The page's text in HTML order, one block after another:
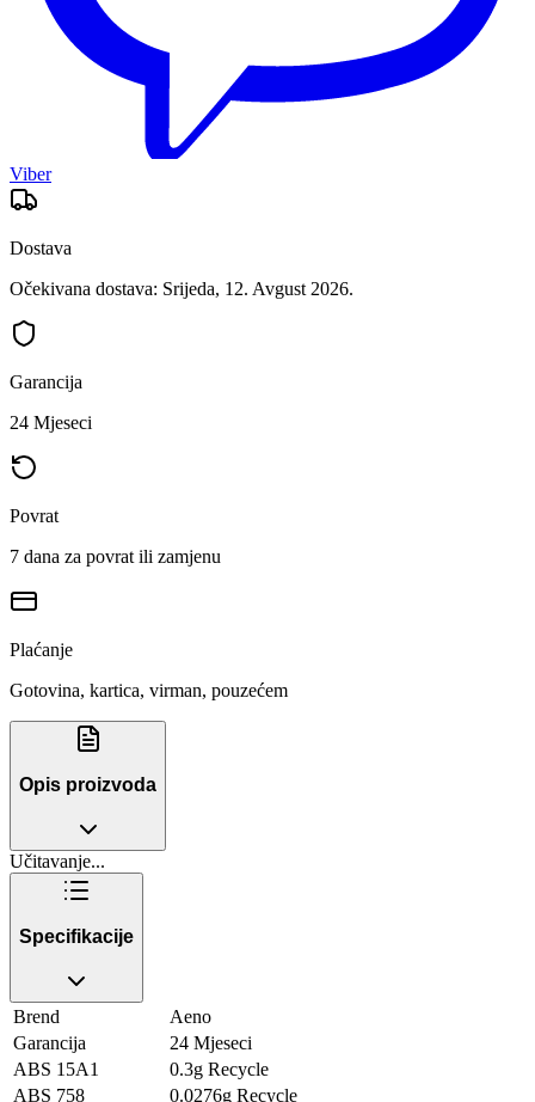
Viber
Dostava
Očekivana dostava: Srijeda, 12. Avgust 2026.
Garancija
24 Mjeseci
Povrat
7 dana za povrat ili zamjenu
Plaćanje
Gotovina, kartica, virman, pouzećem
Opis proizvoda
Učitavanje...
Specifikacije
Brend
Aeno
Garancija
24 Mjeseci
ABS 15A1
0.3g Recycle
ABS 758
0.0276g Recycle